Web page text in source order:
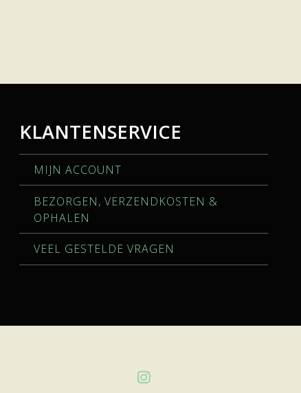
KLANTENSERVICE
MIJN ACCOUNT
BEZORGEN, VERZENDKOSTEN &
OPHALEN
VEEL GESTELDE VRAGEN